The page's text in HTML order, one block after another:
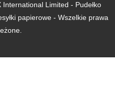
Limited - Pudełko
papierowe - Wszelkie prawa